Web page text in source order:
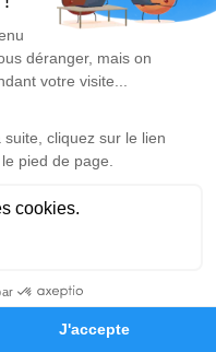
Hommages
estdisponible